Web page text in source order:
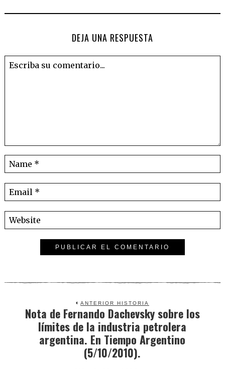
DEJA UNA RESPUESTA
ANTERIOR HISTORIA
Previous
post:
Nota de Fernando Dachevsky sobre los
límites de la industria petrolera
argentina. En Tiempo Argentino
(5/10/2010).